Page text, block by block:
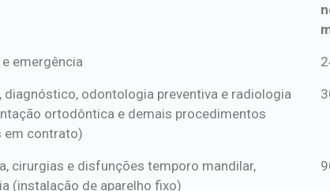
Amil Dental Pessoa Física*
emergência
diagnóstico, odontologia preventiva e radiologia
ortodôntica e demais procedimentos
em contrato)
cirurgias e disfunções temporo mandilar,
(instalação de aparelho fixo)